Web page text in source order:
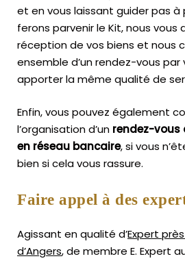
et en vous laissant guider pas à
ferons parvenir le Kit, nous vous
réception de vos biens et nous
ensemble d’un rendez-vous par
apporter la même qualité de
Enfin, vous pouvez également
l’organisation d’un rendez-vous
en réseau bancaire, si vous
bien si cela vous rassure.
Faire appel à des
Agissant en qualité d’Expert
d’Angers, de membre E. Expert